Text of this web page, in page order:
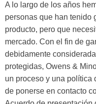
A lo largo de los años
personas que han tenido
producto, pero que
mercado. Con el fin de
debidamente
protegidas, Owens &
un proceso y una política
de ponerse en contacto